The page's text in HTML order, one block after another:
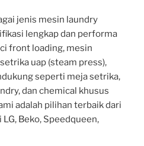
jenis mesin laundry
lengkap dan performa
front loading, mesin
uap (steam press),
seperti meja setrika,
dan chemical khusus
adalah pilihan terbaik dari
Beko, Speedqueen,